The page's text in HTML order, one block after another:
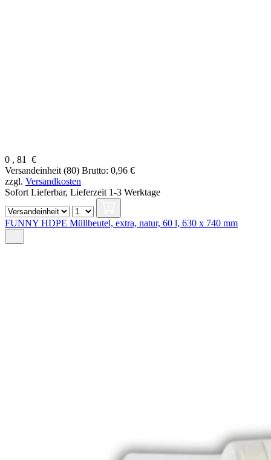
0 , 81
€
Versandeinheit (80) Brutto: 0,96 €
zzgl. Versandkosten
Sofort Lieferbar, Lieferzeit 1-3 Werktage
FUNNY HDPE Müllbeutel, extra, natur, 60 l, 630 x 740 mm